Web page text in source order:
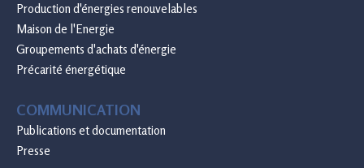
Production d'énergies renouvelables
Maison de l'Energie
Groupements d'achats d'énergie
Précarité énergétique
COMMUNICATION
Publications et documentation
Presse